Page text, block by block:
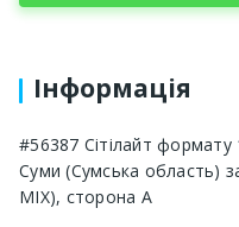
Інформація
#56387 Сітілайт формату
Суми (Сумська область)
МІХ), сторона А